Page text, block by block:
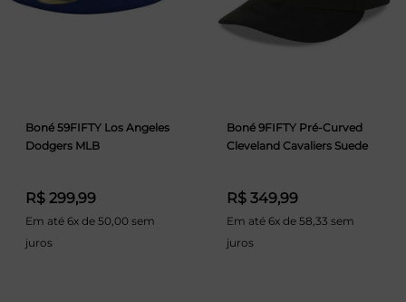
Boné 59FIFTY Los Angeles
Dodgers MLB
R$ 299,99
Em até 6x de 50,00 sem
juros
Boné 9FIFTY Pré-Curved
Cleveland Cavaliers Suede
R$ 349,99
Em até 6x de 58,33 sem
juros